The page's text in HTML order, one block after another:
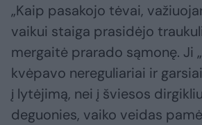
„Kaip pasakojo tėvai,
vaikui staiga prasidėjo
mergaitė prarado sąmonę. Ji
kvėpavo nereguliariai ir
į lytėjimą, nei į šviesos
deguonies, vaiko veidas